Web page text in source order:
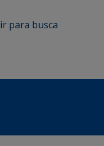
ir para busca